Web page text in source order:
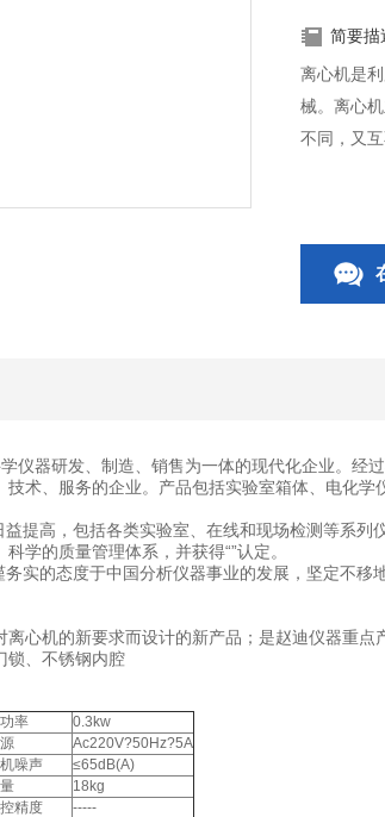
简要描
离心机是
械。离心
不同，又
仪器研发、制造、销售为一体的现代化企业。经
术、服务的企业。产品包括实验室箱体、电化
提高，包括各类实验室、在线和现场检测等系
学的质量管理体系，并获得“”认定。
实的态度于中国分析仪器事业的发展，坚定不
心机的新要求而设计的新产品；是赵迪仪器重
锁、不锈钢内腔
率
0.3kw
Ac220V?50Hz?5A
噪声
≤65dB(A)
18kg
精度
-----